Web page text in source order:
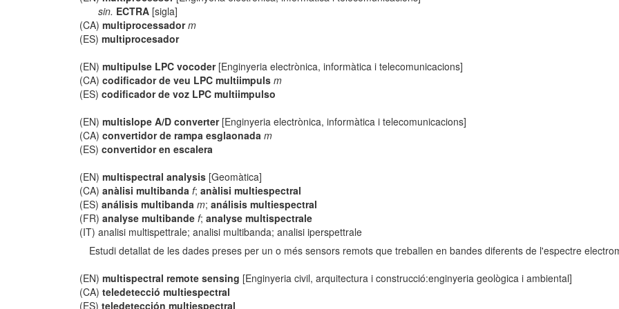
sin. ECTRA[sigla]
(CA)multiprocessador m
(ES)multiprocesador
(EN)multipulse LPC vocoder[Enginyeria electrònica, informàtica i telecomunicacions]
(CA)codificador de veu LPC multiimpuls m
(ES)codificador de voz LPC multiimpulso
(EN)multislope A/D converter[Enginyeria electrònica, informàtica i telecomunicacions]
(CA)convertidor de rampa esglaonada m
(ES)convertidor en escalera
(EN)multispectral analysis [Geomàtica]
(CA)anàlisi multibanda f;anàlisi multiespectral
(ES)análisis multibanda m;análisis multiespectral
(FR)analyse multibande f;analyse multispectrale
(IT) analisi multispettrale; analisi multibanda; analisi iperspettrale
Estudi detallat de les dades preses per un o més sensors remots que treballen en bandes diferents de l'espectre
(EN)multispectral remote sensing [Enginyeria civil, arquitectura i construcció:enginyeria geològica i ambiental]
(CA)teledetecció multiespectral
(ES)teledetección multiespectral